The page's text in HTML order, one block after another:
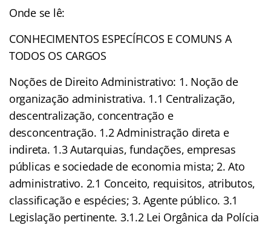
Onde se lê:
CONHECIMENTOS ESPECÍFICOS E COMUNS A
TODOS OS CARGOS
Noções de Direito Administrativo: 1. Noção de
organização administrativa. 1.1 Centralização,
descentralização, concentração e
desconcentração. 1.2 Administração direta e
indireta. 1.3 Autarquias, fundações, empresas
públicas e sociedade de economia mista; 2. Ato
administrativo. 2.1 Conceito, requisitos, atributos,
classificação e espécies; 3. Agente público. 3.1
Legislação pertinente. 3.1.2 Lei Orgânica da Polícia